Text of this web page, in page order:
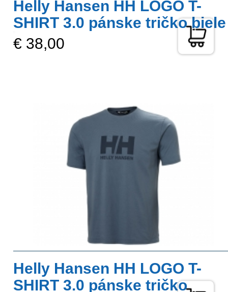
Helly Hansen HH LOGO T-
SHIRT 3.0 pánske tričko biele
€ 38,00
Helly Hansen HH LOGO T-
SHIRT 3.0 pánske tričko